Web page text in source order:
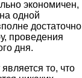
экономичен,
одной
достаточно
проведения
дня.
то, что